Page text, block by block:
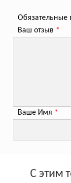
Обязательные
Ваш отзыв *
Ваше Имя *
С этим